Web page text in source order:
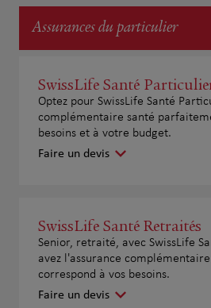
Assurances du particulier
SwissLife Santé
Optez pour SwissLife Santé
complémentaire santé
besoins et à votre budget.
Faire un devis
SwissLife Santé Retraités
Senior, retraité, avec SwissLife
avez l'assurance
correspond à vos besoins.
Faire un devis